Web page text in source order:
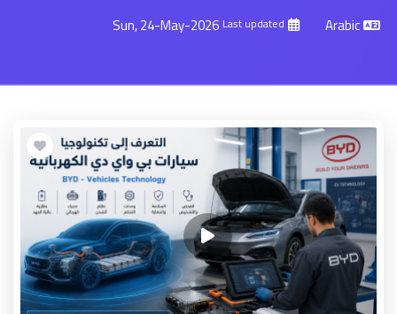
Arabic
Last updated
Sun, 24-May-2026